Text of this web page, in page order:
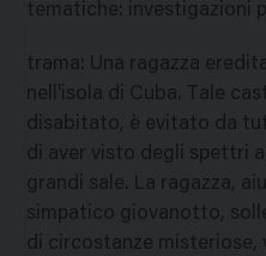
tematiche: investigazioni
trama: Una ragazza
nell'isola di Cuba. Tale
disabitato, è evitato da
di aver visto degli spettri
grandi sale. La ragazza,
simpatico giovanotto,
di circostanze misteriose,